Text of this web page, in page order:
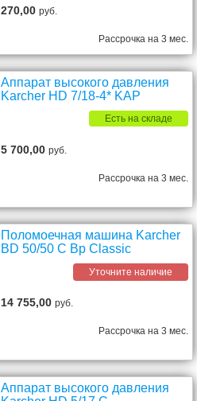
270,00руб.
Рассрочка на 3 мес.
Аппарат высокого давления
Karcher HD 7/18-4* KAP
Есть на складе
5 700,00руб.
Рассрочка на 3 мес.
Поломоечная машина Karcher
BD 50/50 C Bp Classic
Уточните наличие
14 755,00руб.
Рассрочка на 3 мес.
Аппарат высокого давления